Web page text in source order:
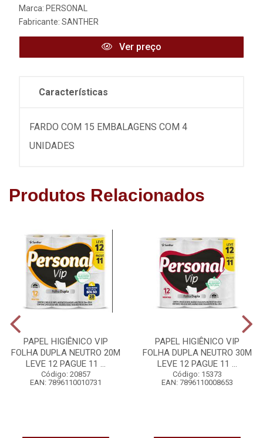
Marca: PERSONAL
Fabricante: SANTHER
Ver preço
Características
FARDO COM 15 EMBALAGENS COM 4
UNIDADES
Produtos Relacionados
PAPEL HIGIÊNICO VIP
FOLHA DUPLA NEUTRO 20M
LEVE 12 PAGUE 11 ...
Código: 20857
EAN: 7896110010731
PAPEL HIGIÊNICO VIP
FOLHA DUPLA NEUTRO 30M
LEVE 12 PAGUE 11 ...
Código: 15373
EAN: 7896110008653